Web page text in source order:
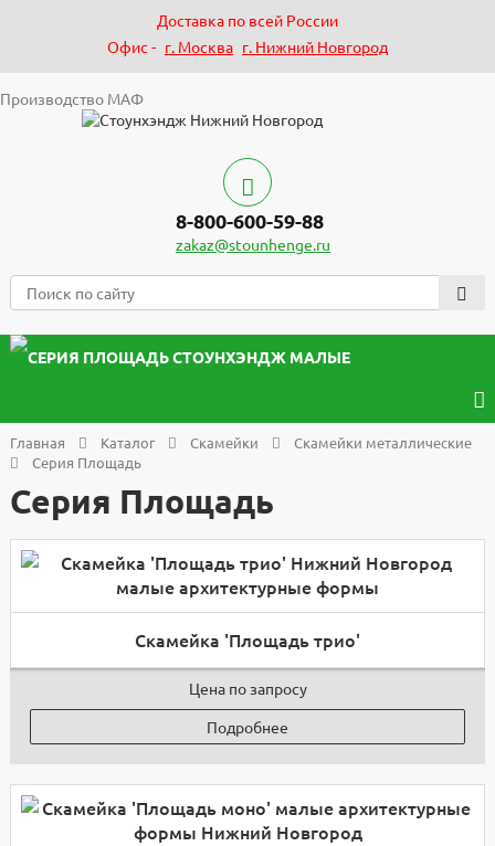
Доставка по всей России
Офис - г. Москва г. Нижний Новгород
Производство МАФ
8-800-600-59-88
zakaz@stounhenge.ru
Главная Каталог Скамейки
Скамейки металлические
Серия Площадь
Серия Площадь
Скамейка 'Площадь трио'
Цена по запросу
Подробнее